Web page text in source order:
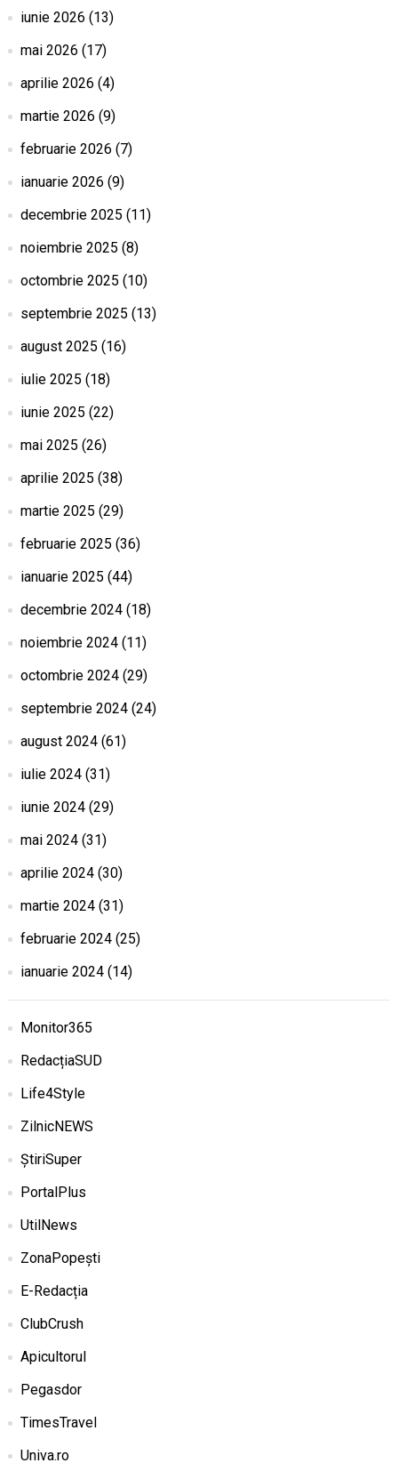
iunie 2026 (13)
mai 2026 (17)
aprilie 2026 (4)
martie 2026 (9)
februarie 2026 (7)
ianuarie 2026 (9)
decembrie 2025 (11)
noiembrie 2025 (8)
octombrie 2025 (10)
septembrie 2025 (13)
august 2025 (16)
iulie 2025 (18)
iunie 2025 (22)
mai 2025 (26)
aprilie 2025 (38)
martie 2025 (29)
februarie 2025 (36)
ianuarie 2025 (44)
decembrie 2024(18)
noiembrie 2024(11)
octombrie 2024(29)
septembrie 2024(24)
august 2024(61)
iulie 2024(31)
iunie 2024(29)
mai 2024(31)
aprilie 2024(30)
martie 2024(31)
februarie 2024(25)
ianuarie 2024(14)
Monitor365
RedacțiaSUD
Life4Style
ZilnicNEWS
ȘtiriSuper
PortalPlus
UtilNews
ZonaPopești
E-Redacția
ClubCrush
Apicultorul
Pegasdor
TimesTravel
Univa.ro